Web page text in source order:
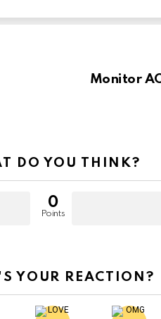
Monitor
DO YOU THINK?
0
Points
YOUR REACTION?